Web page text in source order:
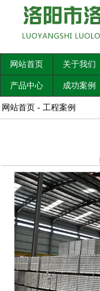
网站首页 关于我们
产品中心 成功案例
网站首页 - 工程案例